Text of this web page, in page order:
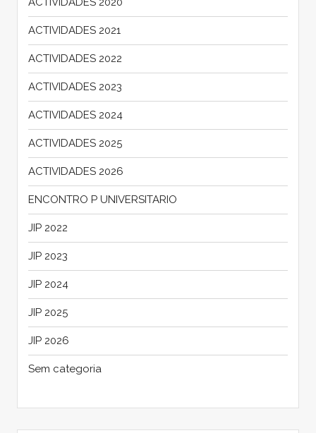
ACTIVIDADES 2021
ACTIVIDADES 2022
ACTIVIDADES 2023
ACTIVIDADES 2024
ACTIVIDADES 2025
ACTIVIDADES 2026
ENCONTRO P UNIVERSITARIO
JIP 2022
JIP 2023
JIP 2024
JIP 2025
JIP 2026
Sem categoria